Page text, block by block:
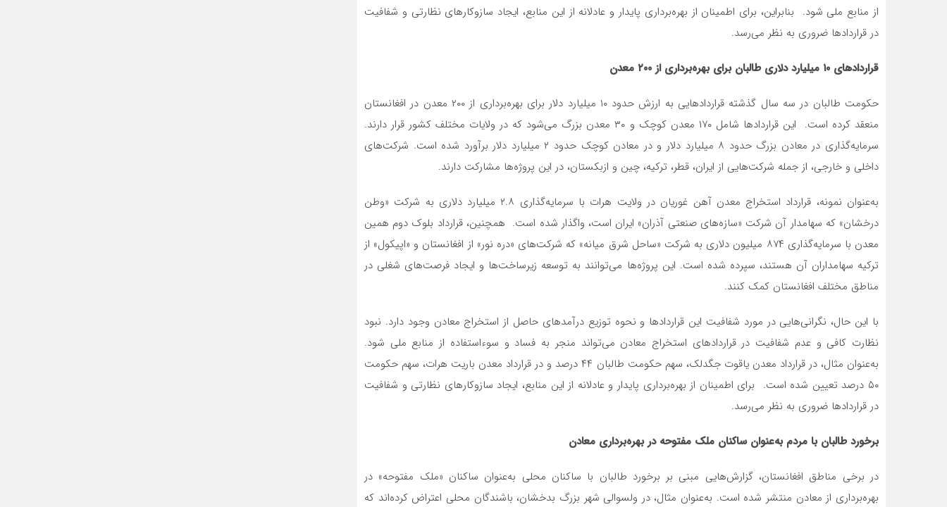
از منابع ملی شود. بنابراین، برای اطمینان از بهره‌برداری پایدار و عادلانه از این منابع، ایجاد سازوکارهای نظارتی و شفافیت
در قراردادها ضروری به نظر می‌رسد.
قراردادهای ۱۰ میلیارد دلاری طالبان برای بهره‌برداری از ۲۰۰ معدن
حکومت طالبان در سه سال گذشته قراردادهایی به ارزش حدود ۱۰ میلیارد دلار برای بهره‌برداری از ۲۰۰ معدن در افغانستان
منعقد کرده است. این قراردادها شامل ۱۷۰ معدن کوچک و ۳۰ معدن بزرگ می‌شود که در ولایات مختلف کشور قرار دارند.
سرمایه‌گذاری در معادن بزرگ حدود ۸ میلیارد دلار و در معادن کوچک حدود ۲ میلیارد دلار برآورد شده است. شرکت‌های
داخلی و خارجی، از جمله شرکت‌هایی از ایران، قطر، ترکیه، چین و ازبکستان، در این پروژه‌ها مشارکت دارند.
به‌عنوان نمونه، قرارداد استخراج معدن آهن غوریان در ولایت هرات با سرمایه‌گذاری ۲.۸ میلیارد دلاری به شرکت «وطن
درخشان» که سهامدار آن شرکت «سازه‌های صنعتی آذران» ایران است، واگذار شده است. همچنین، قرارداد بلوک دوم همین
معدن با سرمایه‌گذاری ۸۷۴ میلیون دلاری به شرکت «ساحل شرق میانه» که شرکت‌های «دره نور» از افغانستان و «اپیکول» از
ترکیه سهامداران آن هستند، سپرده شده است. این پروژه‌ها می‌توانند به توسعه زیرساخت‌ها و ایجاد فرصت‌های شغلی در
مناطق مختلف افغانستان کمک کنند.
با این حال، نگرانی‌هایی در مورد شفافیت این قراردادها و نحوه توزیع درآمدهای حاصل از استخراج معادن وجود دارد. نبود
نظارت کافی و عدم شفافیت در قراردادهای استخراج معادن می‌تواند منجر به فساد و سوءاستفاده از منابع ملی شود.
به‌عنوان مثال، در قرارداد معدن یاقوت جگدلک، سهم حکومت طالبان ۴۴ درصد و در قرارداد معدن باریت هرات، سهم حکومت
۵۰ درصد تعیین شده است. برای اطمینان از بهره‌برداری پایدار و عادلانه از این منابع، ایجاد سازوکارهای نظارتی و شفافیت
در قراردادها ضروری به نظر می‌رسد.
برخورد طالبان با مردم به‌عنوان ساکنان ملک مفتوحه در بهره‌برداری معادن
در برخی مناطق افغانستان، گزارش‌هایی مبنی بر برخورد طالبان با ساکنان محلی به‌عنوان ساکنان «ملک مفتوحه» در
بهره‌برداری از معادن منتشر شده است. به‌عنوان مثال، در ولسوالی شهر بزرگ بدخشان، باشندگان محلی اعتراض کرده‌اند که